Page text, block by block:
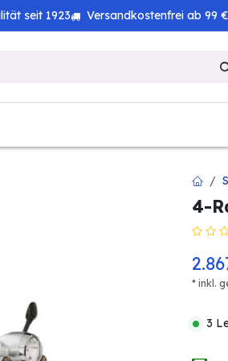
seit 1923 Versandkostenfrei ab 99
4-
* inkl.
3